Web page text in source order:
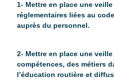
1- Mettre en place une
réglementaires liées au
auprès du personnel.
2- Mettre en place une
compétences, des métiers
l’éducation routière et